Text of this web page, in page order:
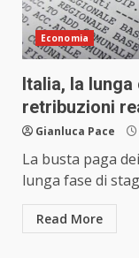
Economia
Italia, la
retribuzioni
Gianluca Pace
La busta paga
lunga fase di
Read More